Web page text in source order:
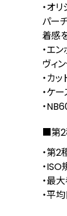
・オ
パー
着感
・エ
ヴィ
・カ
・ケ
・
■第2
・第
・
・最
・平